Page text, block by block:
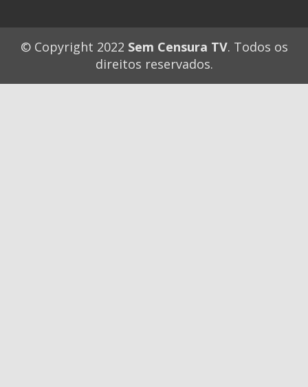
© Copyright 2022 Sem Censura TV. Todos os
direitos reservados.